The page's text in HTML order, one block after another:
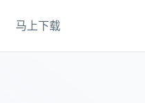
马上下载